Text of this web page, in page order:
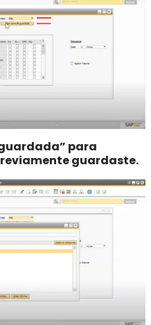
para
guardaste.